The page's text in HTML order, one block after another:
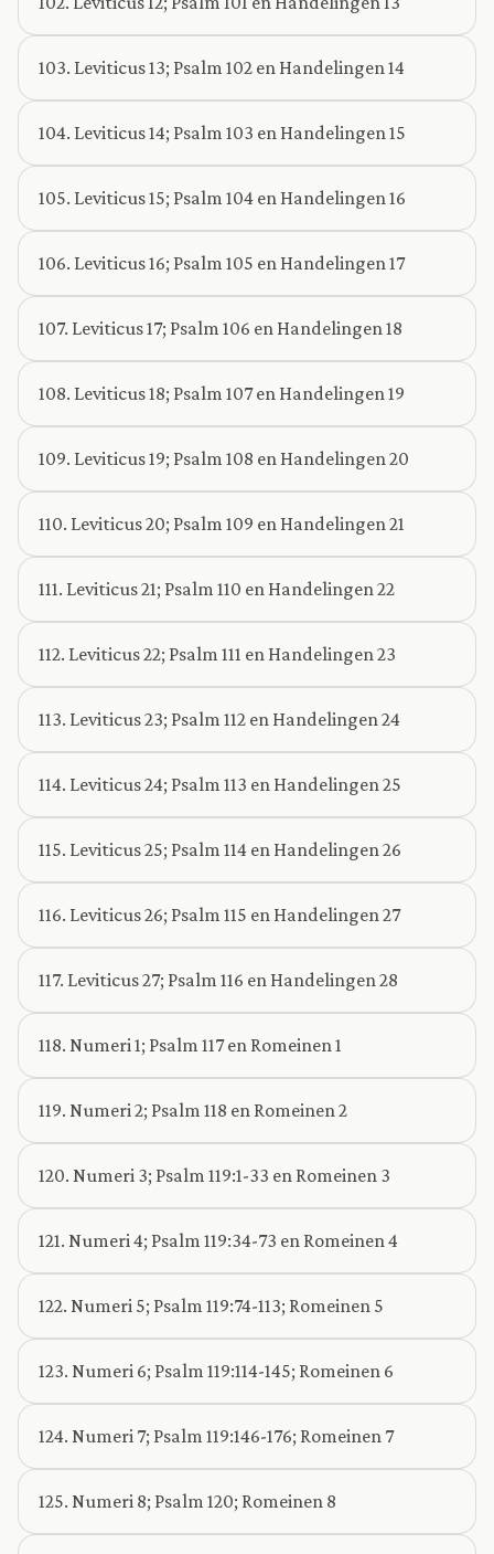
103. Leviticus 13; Psalm 102 en Handelingen 14
104. Leviticus 14; Psalm 103 en Handelingen 15
105. Leviticus 15; Psalm 104 en Handelingen 16
106. Leviticus 16; Psalm 105 en Handelingen 17
107. Leviticus 17; Psalm 106 en Handelingen 18
108. Leviticus 18; Psalm 107 en Handelingen 19
109. Leviticus 19; Psalm 108 en Handelingen 20
110. Leviticus 20; Psalm 109 en Handelingen 21
111. Leviticus 21; Psalm 110 en Handelingen 22
112. Leviticus 22; Psalm 111 en Handelingen 23
113. Leviticus 23; Psalm 112 en Handelingen 24
114. Leviticus 24; Psalm 113 en Handelingen 25
115. Leviticus 25; Psalm 114 en Handelingen 26
116. Leviticus 26; Psalm 115 en Handelingen 27
117. Leviticus 27; Psalm 116 en Handelingen 28
118. Numeri 1; Psalm 117 en Romeinen 1
119. Numeri 2; Psalm 118 en Romeinen 2
120. Numeri 3; Psalm 119:1-33 en Romeinen 3
121. Numeri 4; Psalm 119:34-73 en Romeinen 4
122. Numeri 5; Psalm 119:74-113; Romeinen 5
123. Numeri 6; Psalm 119:114-145; Romeinen 6
124. Numeri 7; Psalm 119:146-176; Romeinen 7
125. Numeri 8; Psalm 120; Romeinen 8